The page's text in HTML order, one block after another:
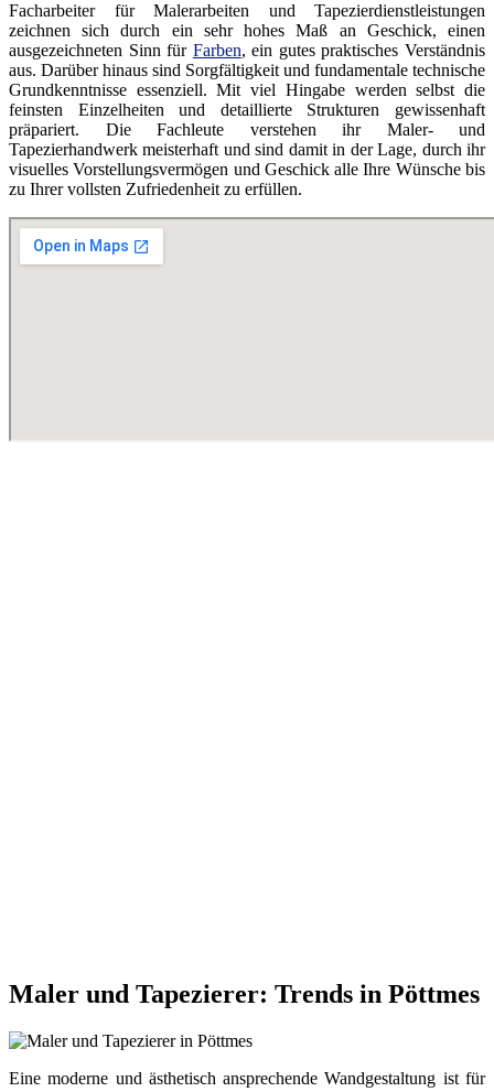
Facharbeiter für Malerarbeiten und Tapezierdienstleistungen
zeichnen sich durch ein sehr hohes Maß an Geschick, einen
ausgezeichneten Sinn für Farben, ein gutes praktisches Verständnis
aus. Darüber hinaus sind Sorgfältigkeit und fundamentale technische
Grundkenntnisse essenziell. Mit viel Hingabe werden selbst die
feinsten Einzelheiten und detaillierte Strukturen gewissenhaft
präpariert. Die Fachleute verstehen ihr Maler- und
Tapezierhandwerk meisterhaft und sind damit in der Lage, durch ihr
visuelles Vorstellungsvermögen und Geschick alle Ihre Wünsche bis
zu Ihrer vollsten Zufriedenheit zu erfüllen.
Maler und Tapezierer: Trends in Pöttmes
Eine moderne und ästhetisch ansprechende Wandgestaltung ist für